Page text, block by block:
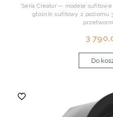
Seria Creator — modele
głośnik sufitowy z poziomu
3
Do